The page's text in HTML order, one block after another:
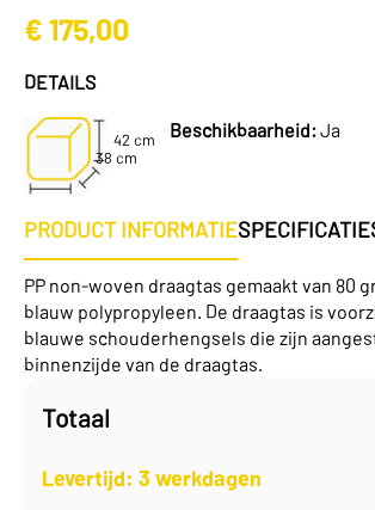
€ 175,00
DETAILS
42 cm
38 cm
Beschikbaarheid:Ja
PRODUCT INFORMATIE
PP non-woven draagtas gemaakt van 80
blauw polypropyleen. De draagtas is
blauwe schouderhengsels die zijn
binnenzijde van de draagtas.
Totaal
Levertijd: 3 werkdagen